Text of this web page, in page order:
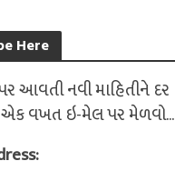
Here
આવતી નવી માહિતીને દર
વખત ઇ-મેલ પર મેળવો...